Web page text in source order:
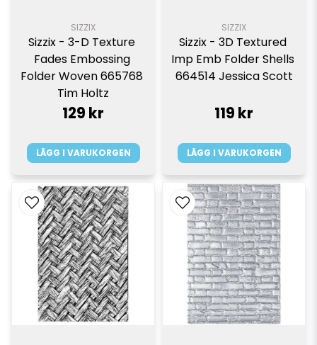
SIZZIX
Sizzix - 3-D Texture
Fades Embossing
Folder Woven 665768
Tim Holtz
129 kr
LÄGG I VARUKORGEN
SIZZIX
Sizzix - 3D Textured
Imp Emb Folder Shells
664514 Jessica Scott
119 kr
LÄGG I VARUKORGEN